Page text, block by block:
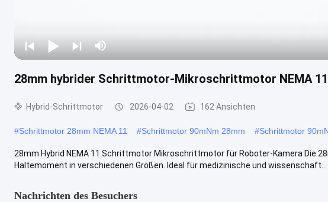
28mm hybrider Schrittmotor-Mikroschrittmotor NEMA
Hybrid-Schrittmotor 2026-04-02 162 Ansichten
#Schrittmotor 28mm NEMA 11 #Schrittmotor 90mNm 28mm #Schrittmotor
28mm Hybrid NEMA 11 Schrittmotor Mikroschrittmotor für Roboter-Kamera Die
Haltemoment in verschiedenen Größen. Ideal für medizinische und wissenschaft...
Nachrichten des Besuchers